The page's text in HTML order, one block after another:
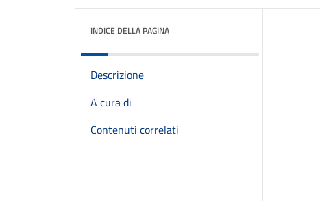
INDICE DELLA PAGINA
Descrizione
A cura di
Contenuti correlati